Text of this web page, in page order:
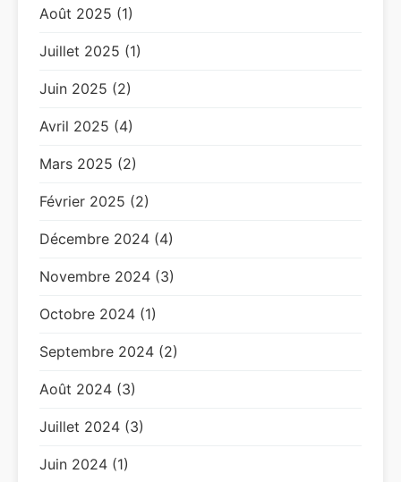
Août 2025 (1)
Juillet 2025 (1)
Juin 2025 (2)
Avril 2025 (4)
Mars 2025 (2)
Février 2025 (2)
Décembre 2024 (4)
Novembre 2024 (3)
Octobre 2024 (1)
Septembre 2024 (2)
Août 2024 (3)
Juillet 2024 (3)
Juin 2024 (1)